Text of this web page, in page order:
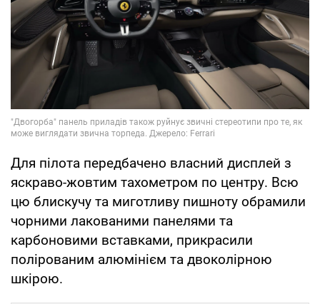
Для пілота передбачено власний дисплей з
яскраво-жовтим тахометром по центру. Всю
цю блискучу та миготливу пишноту обрамили
чорними лакованими панелями та
карбоновими вставками, прикрасили
полірованим алюмінієм та двоколірною
шкірою.